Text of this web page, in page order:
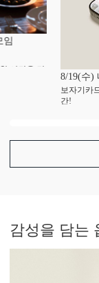
임
시간을 만
8/19(수)
보자기카
간!
감성을 담는